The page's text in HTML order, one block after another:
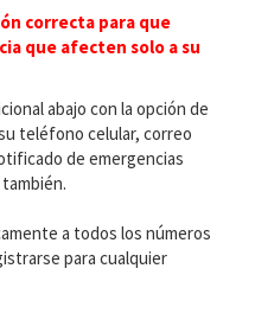
correcta para que
que afecten solo a su
abajo con la opción de
teléfono celular, correo
de emergencias
a todos los números
para cualquier